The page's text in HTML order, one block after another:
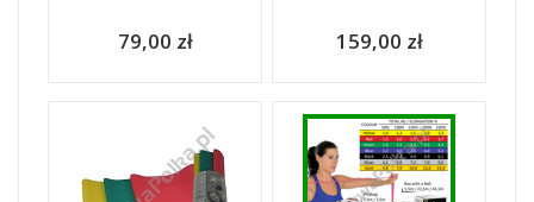
79,00 zł 159,00 zł